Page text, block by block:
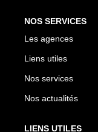
NOS SERVICES
Les agences
Liens utiles
Nos services
Nos actualités
LIENS UTILES